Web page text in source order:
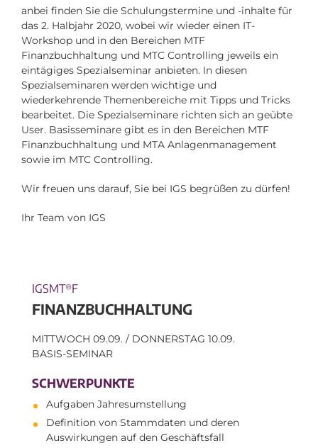
anbei finden Sie die Schulungstermine und -inhalte für
das 2. Halbjahr 2020, wobei wir wieder einen IT-
Workshop und in den Bereichen MTF
Finanzbuchhaltung und MTC Controlling jeweils ein
eintägiges Spezialseminar anbieten. In diesen
Spezialseminaren werden wichtige und
wiederkehrende Themenbereiche mit Tipps und Tricks
bearbeitet. Die Spezialseminare richten sich an geübte
User. Basisseminare gibt es in den Bereichen MTF
Finanzbuchhaltung und MTA Anlagenmanagement
sowie im MTC Controlling.
Wir freuen uns darauf, Sie bei IGS begrüßen zu dürfen!
Ihr Team von IGS
IGSMT®F
FINANZBUCHHALTUNG
MITTWOCH 09.09. / DONNERSTAG 10.09.
BASIS-SEMINAR
SCHWERPUNKTE
Aufgaben Jahresumstellung
Definition von Stammdaten und deren
Auswirkungen auf den Geschäftsfall